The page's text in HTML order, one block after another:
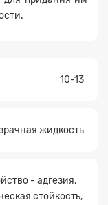
10-13
жидкость
- адгезия,
стойкость,